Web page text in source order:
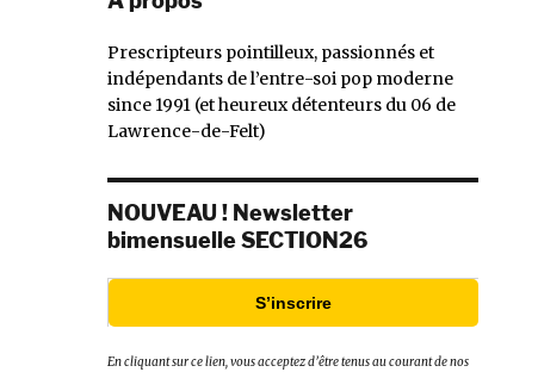
Prescripteurs pointilleux, passionnés et
indépendants de l’entre-soi pop moderne
since 1991 (et heureux détenteurs du 06 de
Lawrence-de-Felt)
NOUVEAU ! Newsletter
bimensuelle SECTION26
S’inscrire
En cliquant sur ce lien, vous acceptez d’être tenus au courant de nos